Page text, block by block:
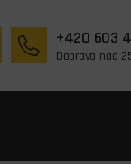
+420 603
Doprava nad